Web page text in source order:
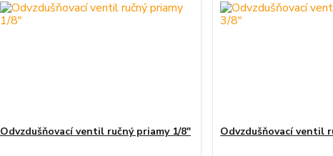
Odvzdušňovací ventil ručný priamy 1/8" Odvzdušňovací ventil